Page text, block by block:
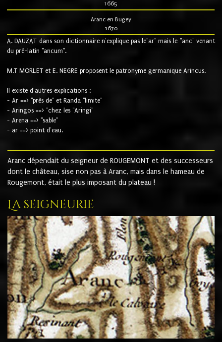
1665
Aranc en Bugey
1670
A. DAUZAT dans son dictionnaire n'explique pas le"ar" mais le "anc" venant
du pré-latin "ancum".
M.T MORLET et E. NEGRE proposent le patronyme germanique Arincus.
Il existe d'autres explications :
- Ar ==> "près de" et Randa "limite"
- Aringos ==> "chez les "Aringi"
- Arena ==> "sable"
- ar ==> point d'eau.
Aranc dépendait du seigneur de ROUGEMONT et des successeurs
dont le château, sise non pas à Aranc, mais dans le hameau de
Rougemont, était le plus imposant du plateau !
La seigneurie